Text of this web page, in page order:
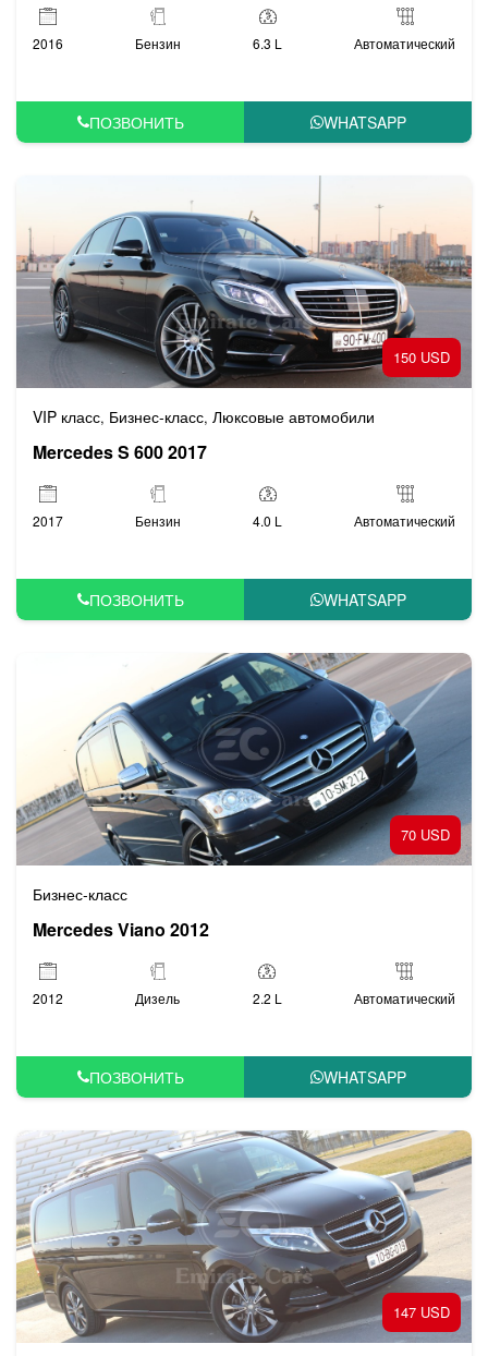
2016 Бензин 6.3 L Автоматический
ПОЗВОНИТЬ WHATSAPP
150 USD
VIP класс, Бизнес-класс, Люксовые автомобили
Mercedes S 600 2017
2017 Бензин 4.0 L Автоматический
ПОЗВОНИТЬ WHATSAPP
70 USD
Бизнес-класс
Mercedes Viano 2012
2012 Дизель 2.2 L Автоматический
ПОЗВОНИТЬ WHATSAPP
147 USD